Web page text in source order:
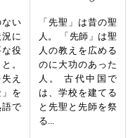
い
に
な役
。
え
を
で
「先聖」は昔の聖
人。 「先師」は聖
人の教えを広める
のに大功のあった
人。 古代中国で
は、学校を建てる
と先聖と先師を祭
る...